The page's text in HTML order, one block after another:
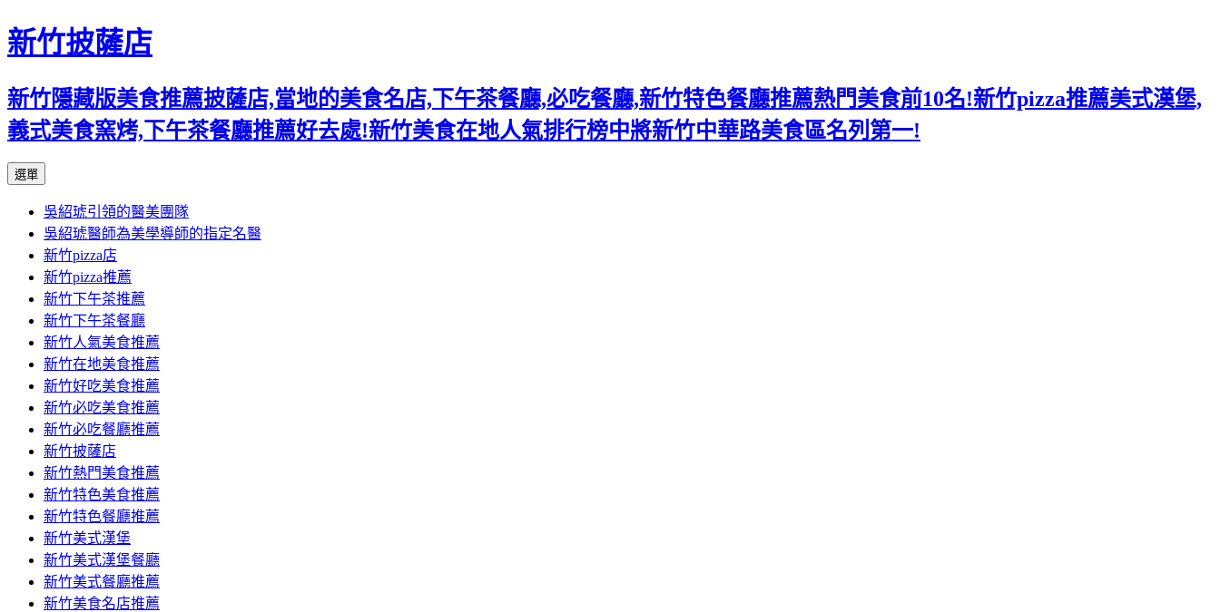
新竹披薩店
新竹隱藏版美食推薦披薩店,當地的美食名店,下午茶餐廳,必吃餐廳,新竹特色餐廳推薦熱門美食前10名!新竹pizza推薦美式漢堡,
義式美食窯烤,下午茶餐廳推薦好去處!新竹美食在地人氣排行榜中將新竹中華路美食區名列第一!
選單
主
要
內
容
吳紹琥引領的醫美團隊
吳紹琥醫師為美學導師的指定名醫
新竹pizza店
新竹pizza推薦
新竹下午茶推薦
新竹下午茶餐廳
新竹人氣美食推薦
新竹在地美食推薦
新竹好吃美食推薦
新竹必吃美食推薦
新竹必吃餐廳推薦
新竹披薩店
新竹熱門美食推薦
新竹特色美食推薦
新竹特色餐廳推薦
新竹美式漢堡
新竹美式漢堡餐廳
新竹美式餐廳推薦
新竹美食名店推薦